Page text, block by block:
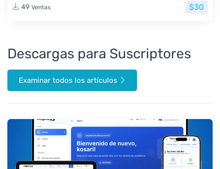
49 Ventas $30
Descargas para Suscriptores
Examinar todos los artículos